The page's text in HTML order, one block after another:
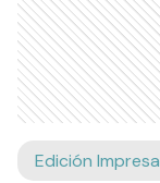
Edición Impresa